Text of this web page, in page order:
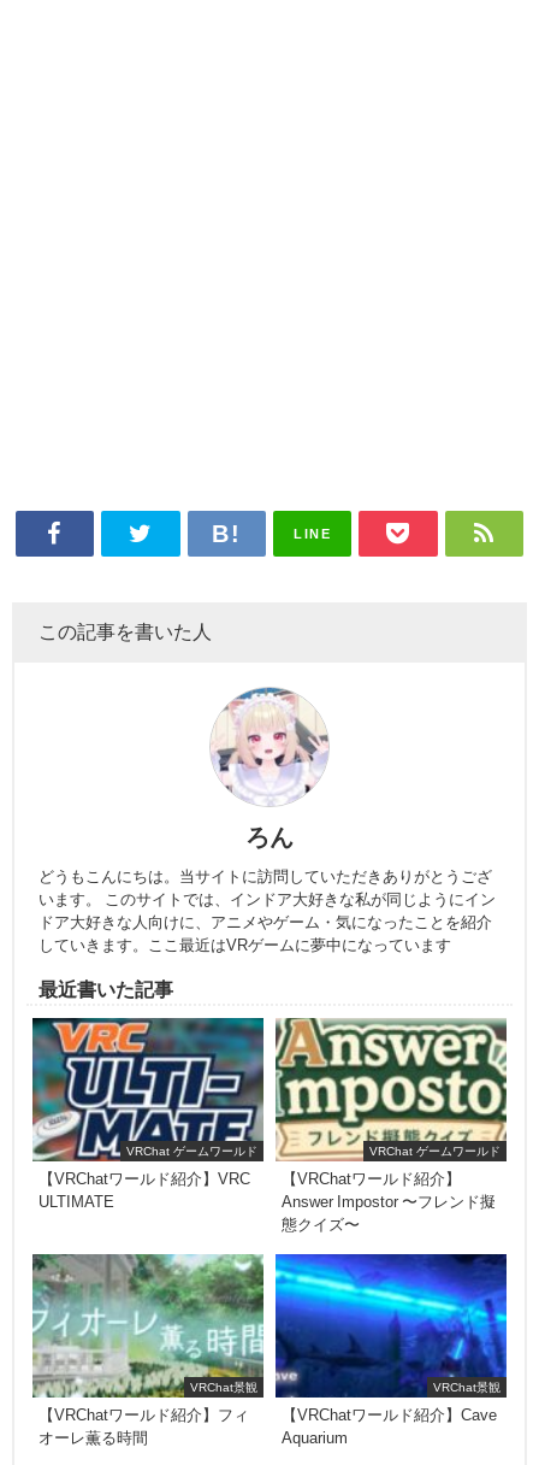
LINE
この記事を書いた人
ろん
どうもこんにちは。当サイトに訪問していただきありがとうござ
います。 このサイトでは、インドア大好きな私が同じようにイン
ドア大好きな人向けに、アニメやゲーム・気になったことを紹介
していきます。ここ最近はVRゲームに夢中になっています
最近書いた記事
VRChat ゲームワールド
【VRChatワールド紹介】VRC
ULTIMATE
VRChat ゲームワールド
【VRChatワールド紹介】
Answer Impostor 〜フレンド擬
態クイズ〜
VRChat景観
【VRChatワールド紹介】フィ
オーレ薫る時間
VRChat景観
【VRChatワールド紹介】Cave
Aquarium